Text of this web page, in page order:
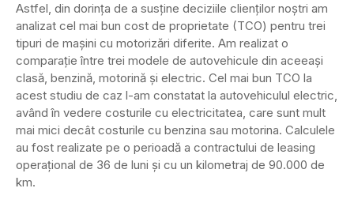
Astfel, din dorinţa de a susţine deciziile clienţilor noştri am
analizat cel mai bun cost de proprietate (TCO) pentru trei
tipuri de maşini cu motorizări diferite. Am realizat o
comparaţie între trei modele de autovehicule din aceeaşi
clasă, benzină, motorină şi electric. Cel mai bun TCO la
acest studiu de caz l-am constatat la autovehiculul electric,
având în vedere costurile cu electricitatea, care sunt mult
mai mici decât costurile cu benzina sau motorina. Calculele
au fost realizate pe o perioadă a contractului de leasing
operaţional de 36 de luni şi cu un kilometraj de 90.000 de
km.